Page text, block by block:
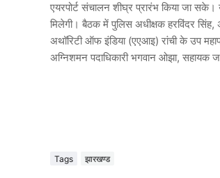
एयरपोर्ट संचालन शीघ्र प्रारंभ किया जा
मिलेगी। बैठक में पुलिस अधीक्षक हरविंदर सिंह,
अथॉरिटी ऑफ इंडिया (एएआइ) रांची के उप
अग्निशमन पदाधिकारी भगवान ओझा, सहायक
Tags झारखण्ड